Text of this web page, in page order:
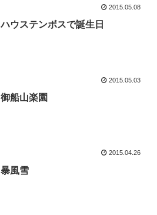
2015.05.08
ハウステンボスで誕生日
2015.05.03
御船山楽園
2015.04.26
暴風雪